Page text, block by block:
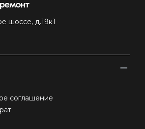
шоссе, д.19к1
соглашение